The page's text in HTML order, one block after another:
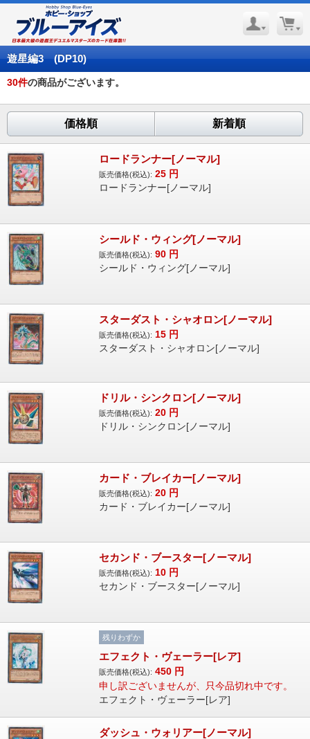
遊星編3 (DP10)
30件の商品がございます。
価格順 新着順
ロードランナー[ノーマル]
販売価格(税込): 25 円
ロードランナー[ノーマル]
シールド・ウィング[ノーマル]
販売価格(税込): 90 円
シールド・ウィング[ノーマル]
スターダスト・シャオロン[ノーマル]
販売価格(税込): 15 円
スターダスト・シャオロン[ノーマル]
ドリル・シンクロン[ノーマル]
販売価格(税込): 20 円
ドリル・シンクロン[ノーマル]
カード・ブレイカー[ノーマル]
販売価格(税込): 20 円
カード・ブレイカー[ノーマル]
セカンド・ブースター[ノーマル]
販売価格(税込): 10 円
セカンド・ブースター[ノーマル]
残りわずか
エフェクト・ヴェーラー[レア]
販売価格(税込): 450 円
申し訳ございませんが、只今品切れ中です。
エフェクト・ヴェーラー[レア]
ダッシュ・ウォリアー[ノーマル]